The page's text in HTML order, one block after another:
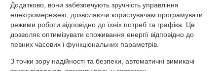
Додатково, вони забезпечують зручність управління
електромережею, дозволяючи користувачам програмувати
режими роботи відповідно до їхніх потреб та графіка. Це
дозволяє оптимізувати споживання енергії відповідно до
певних часових і функціональних параметрів.
З точки зору надійності та безпеки, автоматичні вимикачі